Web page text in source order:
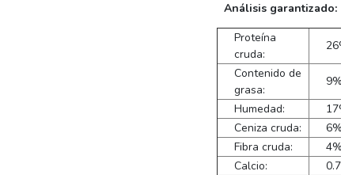
Análisis garantizado:
Proteína
cruda:
Contenido de
grasa:
9%
Humedad:
Ceniza cruda:
6%
Fibra cruda:
4%
Calcio: